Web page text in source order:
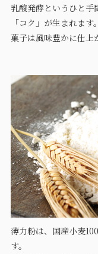
乳酸発酵というひと手
「コク」が生まれま
菓子は風味豊かに仕上
薄力粉は、国産小麦
す。